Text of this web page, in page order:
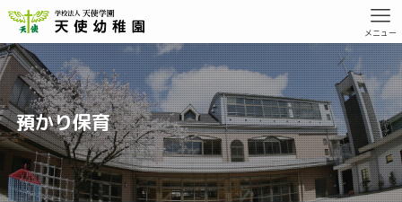
メニュー
預かり保育